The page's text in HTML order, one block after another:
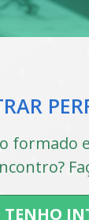
formado
TENHO